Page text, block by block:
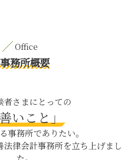
え
償
士
ライラ 離婚
方法
日比谷 弁護士
区 相談
護士
談
谷 相談
渋谷区 弁護士
堀 弁護士
区 弁護士
事務所概要
者さまにとっての
善いこと」
事務所でありたい。
法律会計事務所を立ち上げまし